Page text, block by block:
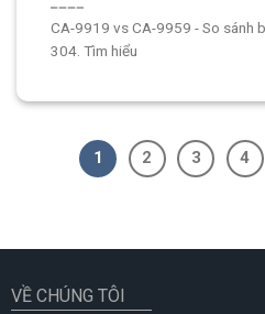
CA-9919 vs CA-9959 - So sánh
304. Tìm hiểu
1 2 3 4
VỀ CHÚNG TÔI